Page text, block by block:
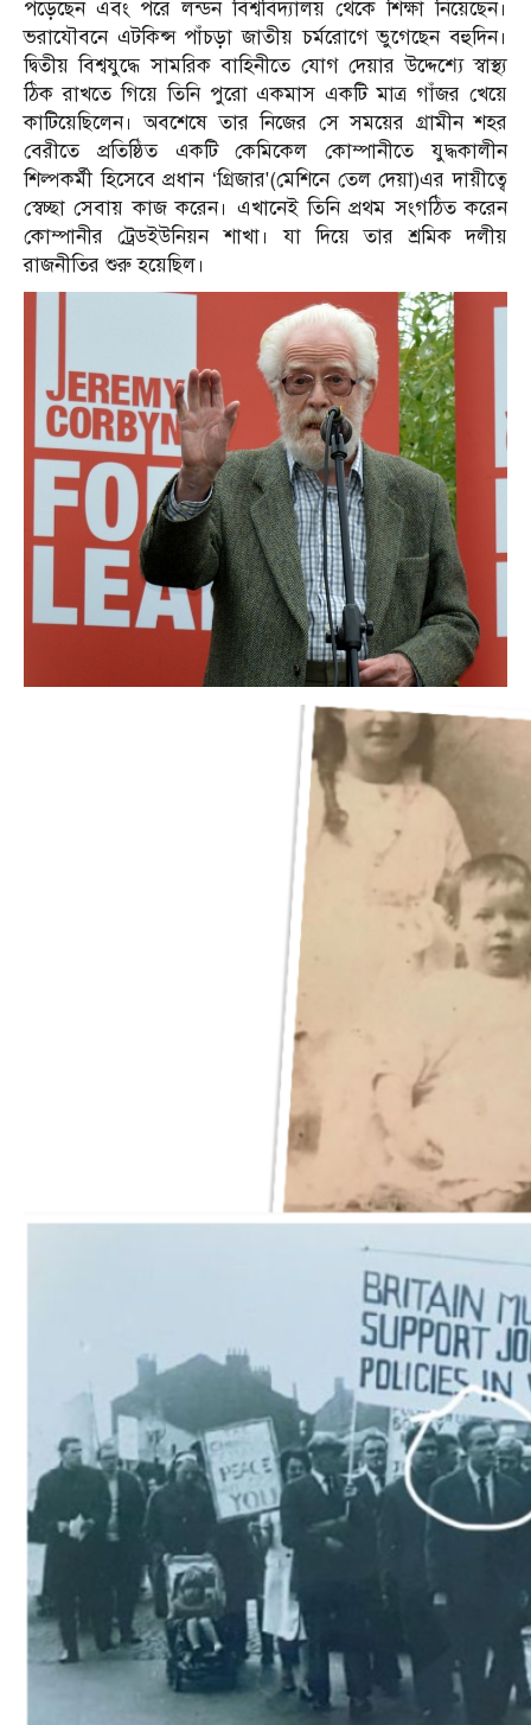
পড়েছেন এবং পরে লন্ডন বিশ্ববিদ্যালয় থেকে শিক্ষা নিয়েছেন।
ভরাযৌবনে এটকিন্স পাঁচড়া জাতীয় চর্মরোগে ভুগেছেন বহুদিন।
দ্বিতীয় বিশ্বযুদ্ধে সামরিক বাহিনীতে যোগ দেয়ার উদ্দেশ্যে স্বাস্থ্য
ঠিক রাখতে গিয়ে তিনি পুরো একমাস একটি মাত্র গাঁজর খেয়ে
কাটিয়েছিলেন। অবশেষে তার নিজের সে সময়ের গ্রামীন শহর
বেরীতে প্রতিষ্ঠিত একটি কেমিকেল কোম্পানীতে যুদ্ধকালীন
শিল্পকর্মী হিসেবে প্রধান ‘গ্রিজার'(মেশিনে তেল দেয়া)এর দায়ীত্বে
স্বেচ্ছা সেবায় কাজ করেন। এখানেই তিনি প্রথম সংগঠিত করেন
কোম্পানীর ট্রেডইউনিয়ন শাখা। যা দিয়ে তার শ্রমিক দলীয়
রাজনীতির শুরু হয়েছিল।